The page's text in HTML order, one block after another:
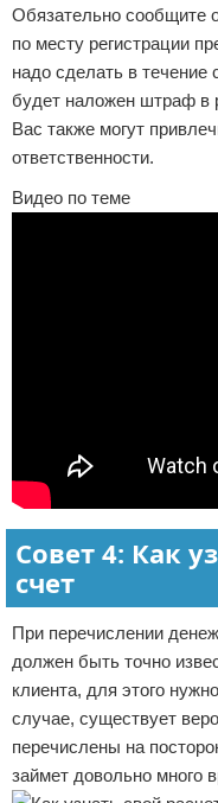
Обязательно сообщите
по месту регистрации
надо сделать в
будет наложен штраф в
Вас также могут
ответственности.
Видео по теме
Совет 4: Как
счет
При перечислении
должен быть точно
клиента, для этого
случае, существует
перечислены на
займет довольно много